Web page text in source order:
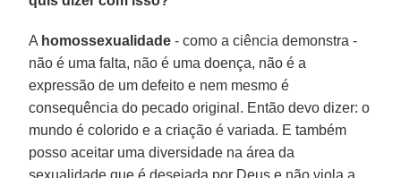
A homossexualidade - como a ciência demonstra -
não é uma falta, não é uma doença, não é a
expressão de um defeito e nem mesmo é
consequência do pecado original. Então devo dizer: o
mundo é colorido e a criação é variada. E também
posso aceitar uma diversidade na área da
sexualidade que é desejada por Deus e não viola a